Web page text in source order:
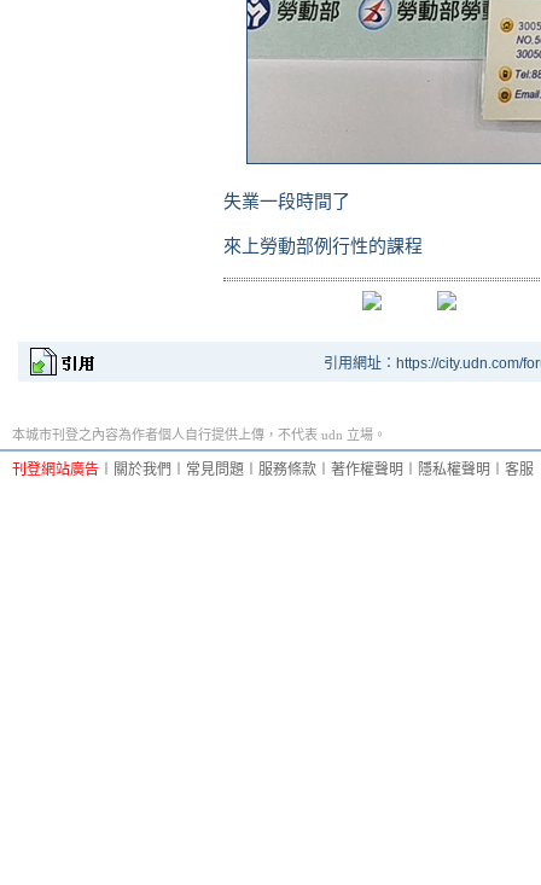
失業一段時間了
來上勞動部例行性的課程
引用網址：https://city.udn.com/
本城市刊登之內容為作者個人自行提供上傳，不代表 udn 立場。
刊登網站廣告 關於我們 常見問題 服務條款 著作權聲明 隱私權聲明 客服